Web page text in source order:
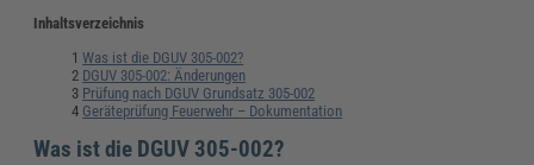
Inhaltsverzeichnis
Was ist die DGUV 305-002?
DGUV 305-002: Änderungen
Prüfung nach DGUV Grundsatz 305-002
Geräteprüfung Feuerwehr – Dokumentation
Was ist die DGUV 305-002?